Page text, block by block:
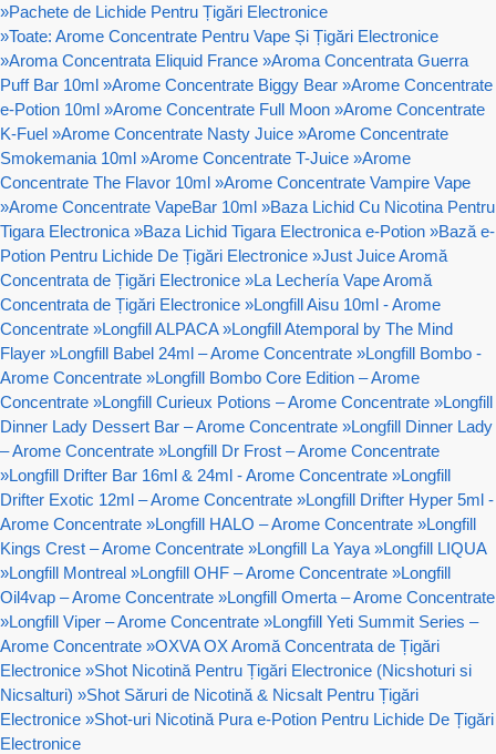
»Pachete de Lichide Pentru Țigări Electronice
»Toate: Arome Concentrate Pentru Vape Și Țigări Electronice
»Aroma Concentrata Eliquid France »Aroma Concentrata Guerra
Puff Bar 10ml »Arome Concentrate Biggy Bear »Arome Concentrate
e-Potion 10ml »Arome Concentrate Full Moon »Arome Concentrate
K-Fuel »Arome Concentrate Nasty Juice »Arome Concentrate
Smokemania 10ml »Arome Concentrate T-Juice »Arome
Concentrate The Flavor 10ml »Arome Concentrate Vampire Vape
»Arome Concentrate VapeBar 10ml »Baza Lichid Cu Nicotina Pentru
Tigara Electronica »Baza Lichid Tigara Electronica e-Potion »Bază e-
Potion Pentru Lichide De Țigări Electronice »Just Juice Aromă
Concentrata de Țigări Electronice »La Lechería Vape Aromă
Concentrata de Țigări Electronice »Longfill Aisu 10ml - Arome
Concentrate »Longfill ALPACA »Longfill Atemporal by The Mind
Flayer »Longfill Babel 24ml – Arome Concentrate »Longfill Bombo -
Arome Concentrate »Longfill Bombo Core Edition – Arome
Concentrate »Longfill Curieux Potions – Arome Concentrate »Longfill
Dinner Lady Dessert Bar – Arome Concentrate »Longfill Dinner Lady
– Arome Concentrate »Longfill Dr Frost – Arome Concentrate
»Longfill Drifter Bar 16ml & 24ml - Arome Concentrate »Longfill
Drifter Exotic 12ml – Arome Concentrate »Longfill Drifter Hyper 5ml -
Arome Concentrate »Longfill HALO – Arome Concentrate »Longfill
Kings Crest – Arome Concentrate »Longfill La Yaya »Longfill LIQUA
»Longfill Montreal »Longfill OHF – Arome Concentrate »Longfill
Oil4vap – Arome Concentrate »Longfill Omerta – Arome Concentrate
»Longfill Viper – Arome Concentrate »Longfill Yeti Summit Series –
Arome Concentrate »OXVA OX Aromă Concentrata de Țigări
Electronice »Shot Nicotină Pentru Țigări Electronice (Nicshoturi si
Nicsalturi) »Shot Săruri de Nicotină & Nicsalt Pentru Țigări
Electronice »Shot-uri Nicotină Pura e-Potion Pentru Lichide De Țigări
Electronice